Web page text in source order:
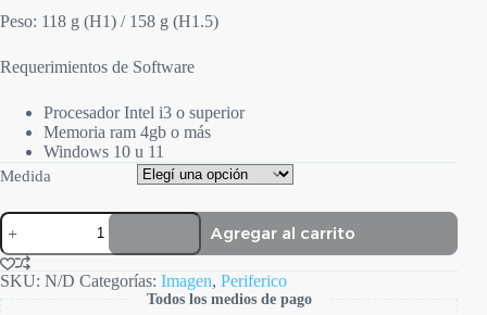
Peso: 118 g (H1) / 158 g (H1.5)
Requerimientos de Software
Procesador Intel i3 o superior
Memoria ram 4gb o más
Windows 10 u 11
Medida
Radiovisiografo
I-
SENSOR
cantidad
Agregar al carrito
SKU: N/D Categorías: Imagen, Periferico
Todos los medios de pago